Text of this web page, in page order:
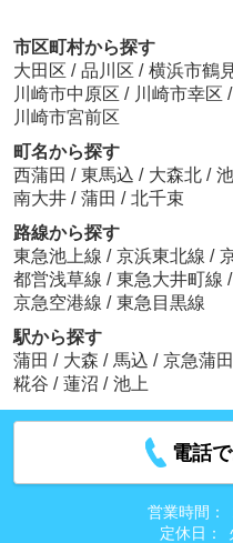
市区町村から探す
大田区 / 品川区 / 横浜市鶴
川崎市中原区 / 川崎市幸区 /
川崎市宮前区
町名から探す
西蒲田 / 東馬込 / 大森北 /
南大井 / 蒲田 / 北千束
路線から探す
東急池上線 / 京浜東北線 /
都営浅草線 / 東急大井町線 /
京急空港線 / 東急目黒線
駅から探す
蒲田 / 大森 / 馬込 / 京急蒲田
糀谷 / 蓮沼 / 池上
電話
営業時間：
定休日：